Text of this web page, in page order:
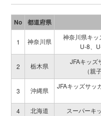
No 都道府県
1 神奈川県
神奈川県キ
U-8、
2 栃木県
JFAキッズ
（親
3 沖縄県
JFAキッズサッ
4 北海道 スーパーキ